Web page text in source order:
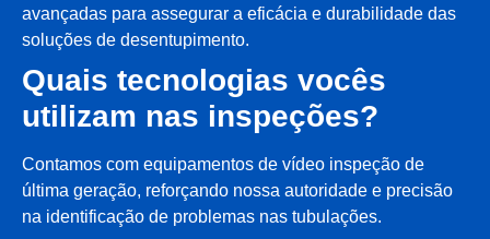
avançadas para assegurar a eficácia e durabilidade das
soluções de desentupimento.
Quais tecnologias vocês
utilizam nas inspeções?
Contamos com equipamentos de vídeo inspeção de
última geração, reforçando nossa autoridade e precisão
na identificação de problemas nas tubulações.